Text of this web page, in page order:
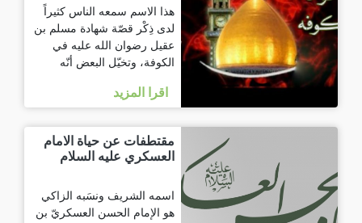
هذا الاسم سمعه الناس كثيراً
لدى ذِكْر قصّة شهادة مسلم بن
عقيل رضوان الله عليه في
الكوفة، وتخيّل البعض أنّه
اقرا المزيد
مقتطفات عن حياة الامام
العسكري عليه السلام
اسمه الشريف ونسَبه الزاكي
هو الإمام الحسن العسكريّ بن